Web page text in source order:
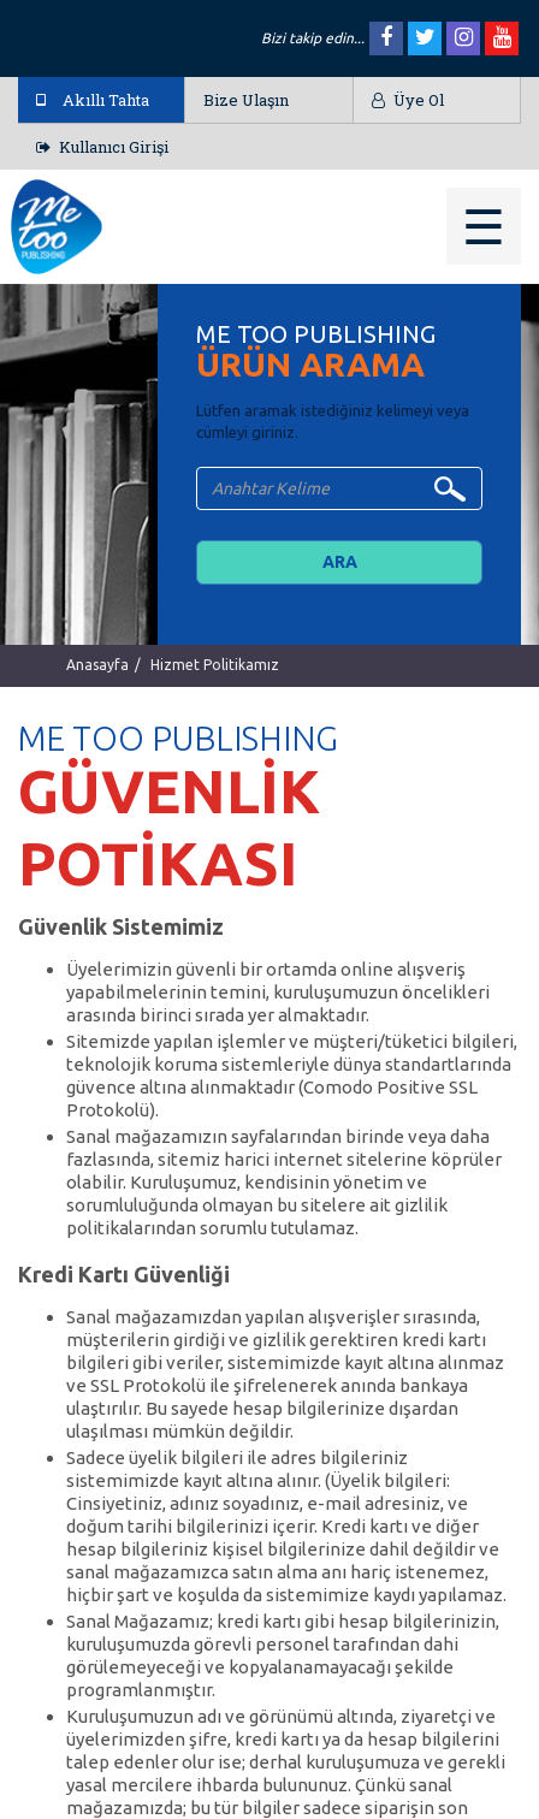
Bizi takip edin...
Akıllı Tahta Bize Ulaşın Üye Ol
Kullanıcı Girişi
☰
ME TOO PUBLISHING
ÜRÜN ARAMA
Lütfen aramak istediğiniz kelimeyi veya
cümleyi giriniz.
Anasayfa Hizmet Politikamız
ME TOO PUBLISHING
GÜVENLİK
POTİKASI
Güvenlik Sistemimiz
Üyelerimizin güvenli bir ortamda online alışveriş
yapabilmelerinin temini, kuruluşumuzun öncelikleri
arasında birinci sırada yer almaktadır.
Sitemizde yapılan işlemler ve müşteri/tüketici bilgileri,
teknolojik koruma sistemleriyle dünya standartlarında
güvence altına alınmaktadır (Comodo Positive SSL
Protokolü).
Sanal mağazamızın sayfalarından birinde veya daha
fazlasında, sitemiz harici internet sitelerine köprüler
olabilir. Kuruluşumuz, kendisinin yönetim ve
sorumluluğunda olmayan bu sitelere ait gizlilik
politikalarından sorumlu tutulamaz.
Kredi Kartı Güvenliği
Sanal mağazamızdan yapılan alışverişler sırasında,
müşterilerin girdiği ve gizlilik gerektiren kredi kartı
bilgileri gibi veriler, sistemimizde kayıt altına alınmaz
ve SSL Protokolü ile şifrelenerek anında bankaya
ulaştırılır. Bu sayede hesap bilgilerinize dışardan
ulaşılması mümkün değildir.
Sadece üyelik bilgileri ile adres bilgileriniz
sistemimizde kayıt altına alınır. (Üyelik bilgileri:
Cinsiyetiniz, adınız soyadınız, e-mail adresiniz, ve
doğum tarihi bilgilerinizi içerir. Kredi kartı ve diğer
hesap bilgileriniz kişisel bilgilerinize dahil değildir ve
sanal mağazamızca satın alma anı hariç istenemez,
hiçbir şart ve koşulda da sistemimize kaydı yapılamaz.
Sanal Mağazamız; kredi kartı gibi hesap bilgilerinizin,
kuruluşumuzda görevli personel tarafından dahi
görülemeyeceği ve kopyalanamayacağı şekilde
programlanmıştır.
Kuruluşumuzun adı ve görünümü altında, ziyaretçi ve
üyelerimizden şifre, kredi kartı ya da hesap bilgilerini
talep edenler olur ise; derhal kuruluşumuza ve gerekli
yasal mercilere ihbarda bulununuz. Çünkü sanal
mağazamızda; bu tür bilgiler sadece siparişin son